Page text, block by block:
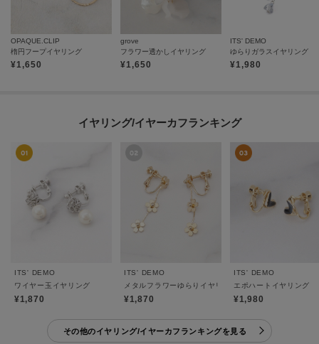
OPAQUE.CLIP
楕円フープイヤリング
¥1,650
grove
フラワー透かしイヤリング
¥1,650
ITS' DEMO
ゆらりガラスイヤリング
¥1,980
イヤリング/イヤーカフランキング
ITS' DEMO
ワイヤー玉イヤリング
¥1,870
ITS' DEMO
メタルフラワーゆらりイヤリング
¥1,870
ITS' DEMO
エポハートイヤリング
¥1,980
その他のイヤリング/イヤーカフランキングを見る